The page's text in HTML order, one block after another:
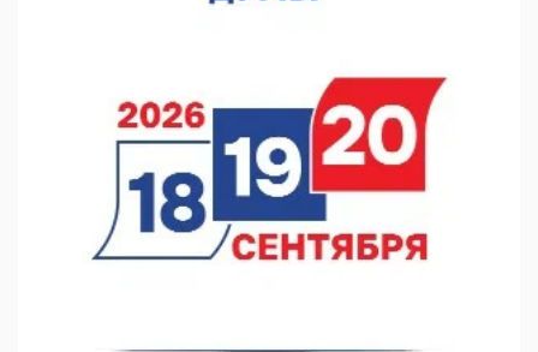
06.08.2026 14:25
Участник СВО прибыл в Нижний Новгород за гумпомощью
06.08.2026 13:53